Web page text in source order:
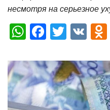
несмотря на серьезное
W
at
s
A
F
c
e
b
T
tt
er
V